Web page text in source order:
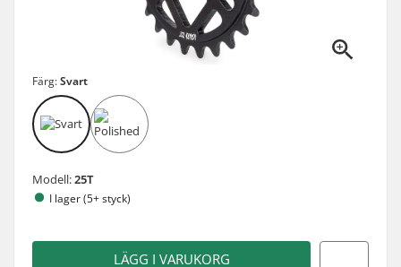
Färg:Svart
Modell:25T
I lager (5+ styck)
LÄGG I VARUKORG